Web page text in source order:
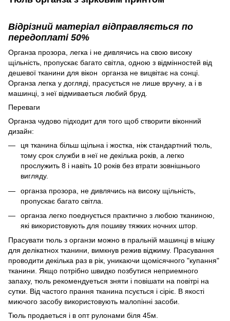
Відрізний матеріал відправляється по
передоплаті 50%
Органза прозора, легка і не дивлячись на свою високу
щільність, пропускає багато світла, одною з відмінностей від
дешевої тканини для вікон органза не вицвітає на сонці.
Органза легка у догляді, прасується не лише вручну, а і в
машинці, з неї відмиваеться любий бруд.
Переваги
Органза чудово підходит для того щоб створити віконний
дизайн:
ця тканина більш щільна і жостка, ніж стандартний тюль,
тому срок служби в неї не декілька років, а легко
прослужить 8 і навіть 10 років без втрати зовнішнього
вигляду.
органза прозора, не дивлячись на високу щільність,
пропускає багато світла.
органза легко поеднується практично з любою тканиною,
які використовують для пошиву тяжких ночних штор.
Прасувати тюль з органзи можно в пральній машинці в мішку
для делікатнох тканини, вимкнув режив віджиму. Прасування
проводити декілька раз в рік, уникаючи щомісячного "купання"
тканини. Якщо потрібно швидко позбутися неприемного
запаху, тюль рекомендуеться зняти і повішати на повітрі на
сутки. Від частого прання тканина псується і сіріє. В якості
миючого засобу використовують малопінні засоби.
Тюль продаеться і в опт рулонами біля 45м.